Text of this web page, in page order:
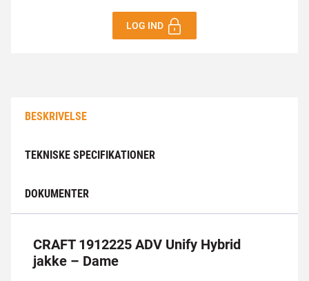
LOG IND
BESKRIVELSE
TEKNISKE SPECIFIKATIONER
DOKUMENTER
CRAFT 1912225 ADV Unify Hybrid
jakke – Dame